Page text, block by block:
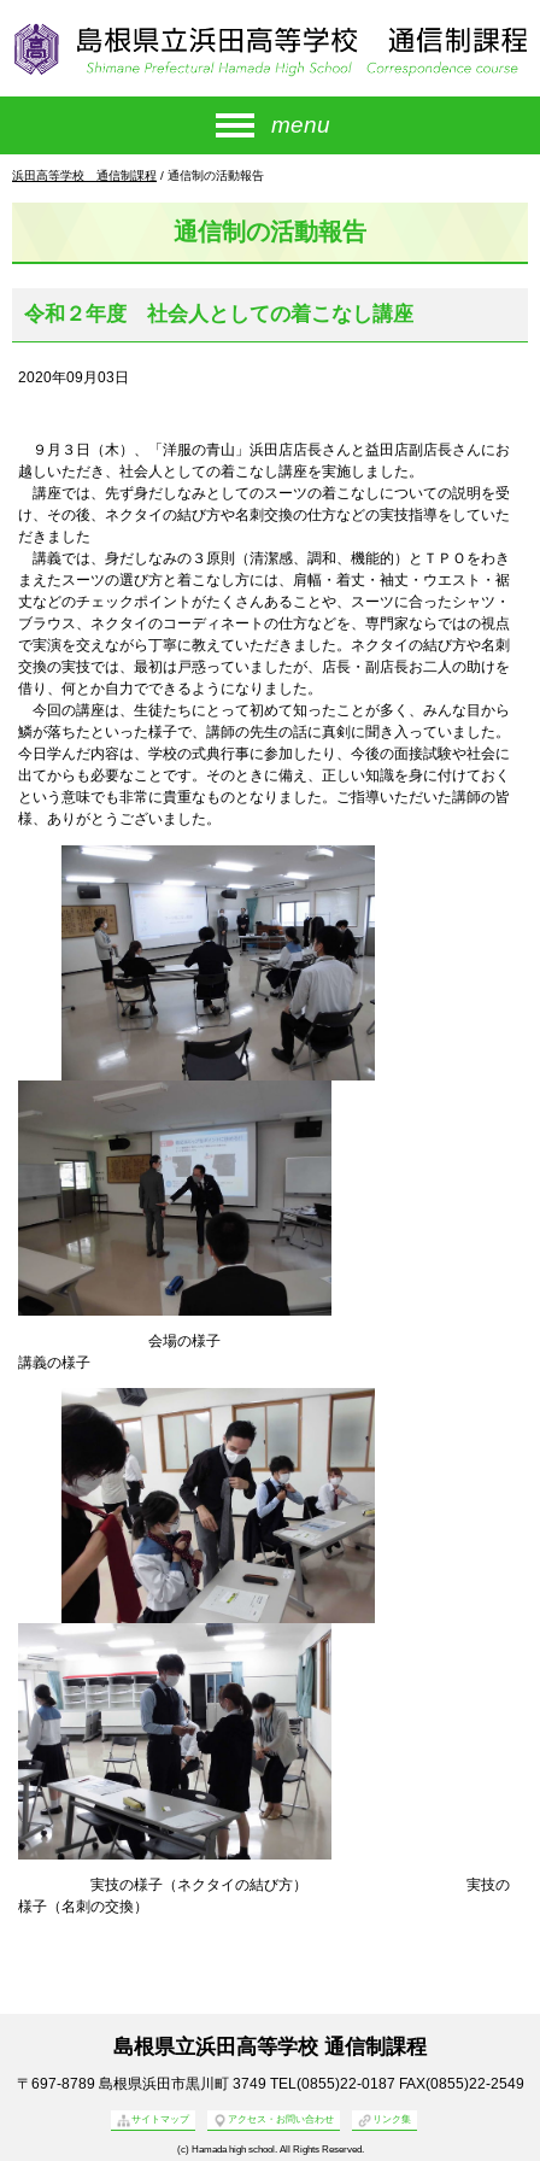
menu
現
浜田高等学校 通信制課程 / 通信制の活動報告
通信制の活動報告
令和２年度 社会人としての着こなし講座
2020年09月03日
９月３日（木）、「洋服の青山」浜田店店長さんと益田店副店長さんにお
越しいただき、社会人としての着こなし講座を実施しました。
講座では、先ず身だしなみとしてのスーツの着こなしについての説明を受
け、その後、ネクタイの結び方や名刺交換の仕方などの実技指導をしていた
だきました
講義では、身だしなみの３原則（清潔感、調和、機能的）とＴＰＯをわき
まえたスーツの選び方と着こなし方には、肩幅・着丈・袖丈・ウエスト・裾
丈などのチェックポイントがたくさんあることや、スーツに合ったシャツ・
ブラウス、ネクタイのコーディネートの仕方などを、専門家ならではの視点
で実演を交えながら丁寧に教えていただきました。ネクタイの結び方や名刺
交換の実技では、最初は戸惑っていましたが、店長・副店長お二人の助けを
借り、何とか自力でできるようになりました。
今回の講座は、生徒たちにとって初めて知ったことが多く、みんな目から
鱗が落ちたといった様子で、講師の先生の話に真剣に聞き入っていました。
今日学んだ内容は、学校の式典行事に参加したり、今後の面接試験や社会に
出てからも必要なことです。そのときに備え、正しい知識を身に付けておく
という意味でも非常に貴重なものとなりました。ご指導いただいた講師の皆
様、ありがとうございました。
会場の様子
講義の様子
実技の様子（ネクタイの結び方） 実技の
様子（名刺の交換）
島根県立浜田高等学校 通信制課程
〒697-8789 島根県浜田市黒川町 3749 TEL(0855)22-0187 FAX(0855)22-2549
サイトマップ アクセス・お問い合わせ リンク集
(c) Hamada high school. All Rights Reserved.